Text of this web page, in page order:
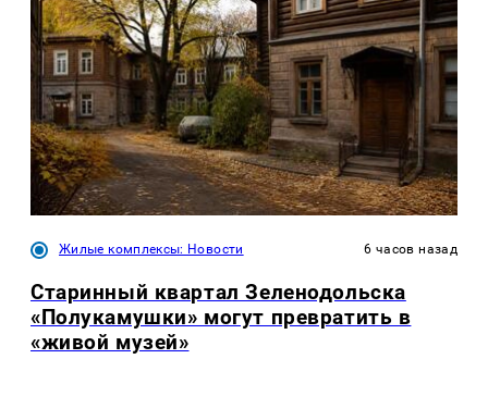
Жилые комплексы: Новости 6 часов назад
Старинный квартал Зеленодольска
«Полукамушки» могут превратить в
«живой музей»